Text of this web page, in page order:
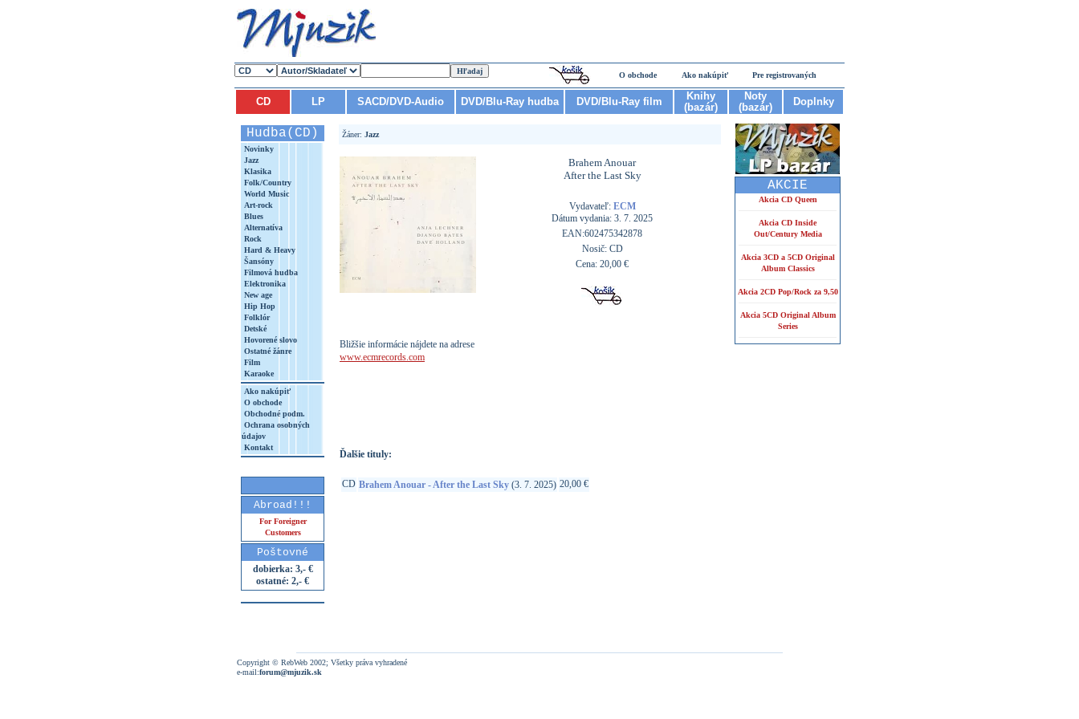
O obchode Ako nakúpiť Pre registrovaných
CD LP SACD/DVD-Audio DVD/Blu-Ray hudba DVD/Blu-Ray film
Knihy
(bazár)
Noty
(bazár)
Doplnky
Hudba(CD)
Novinky
Jazz
Klasika
Folk/Country
World Music
Art-rock
Blues
Alternatíva
Rock
Hard & Heavy
Šansóny
Filmová hudba
Elektronika
New age
Hip Hop
Folklór
Detské
Hovorené slovo
Ostatné žánre
Film
Karaoke
Ako nakúpiť
O obchode
Obchodné podm.
Ochrana osobných
údajov
Kontakt
Abroad!!!
For Foreigner
Customers
Poštovné
dobierka: 3,- €
ostatné: 2,- €
Žáner: Jazz
Brahem Anouar
After the Last Sky
Vydavateľ: ECM
Dátum vydania: 3. 7. 2025
EAN:602475342878
Nosič: CD
Cena: 20,00 €
Bližšie informácie nájdete na adrese
www.ecmrecords.com
Ďalšie tituly:
CD Brahem Anouar - After the Last Sky (3. 7. 2025) 20,00 €
AKCIE
Akcia CD Queen
Akcia CD Inside
Out/Century Media
Akcia 3CD a 5CD Original
Album Classics
Akcia 2CD Pop/Rock za 9,50
Akcia 5CD Original Album
Series
Copyright © RebWeb 2002; Všetky práva vyhradené
e-mail:forum@mjuzik.sk